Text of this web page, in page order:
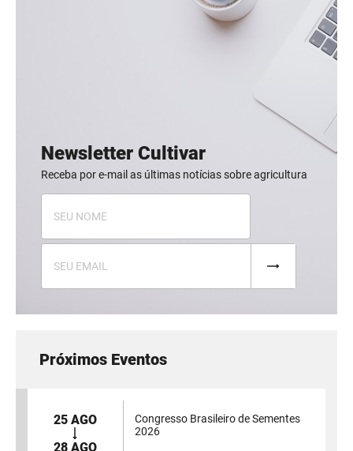
Newsletter Cultivar
Receba por e-mail as últimas notícias sobre agricultura
Próximos Eventos
25 AGO
28 AGO
Congresso Brasileiro de Sementes
2026